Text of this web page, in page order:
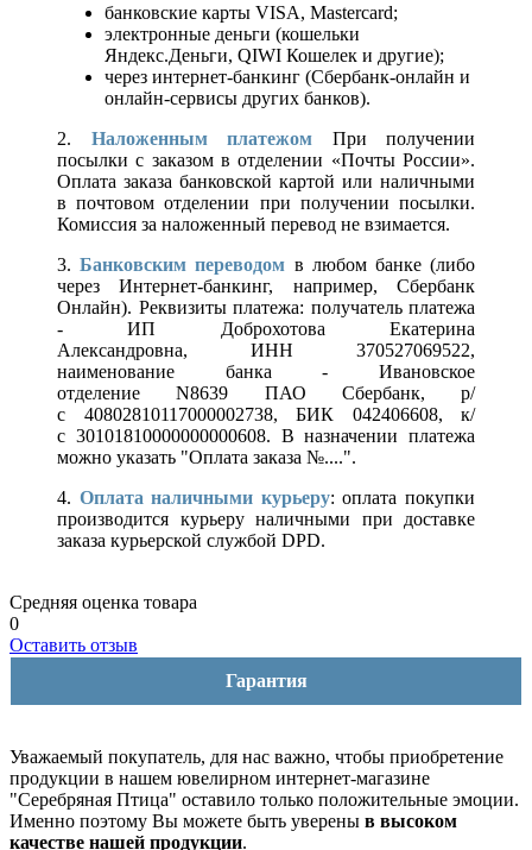
банковские карты VISA, Mastercard;
электронные деньги (кошельки
Яндекс.Деньги, QIWI Кошелек и другие);
через интернет-банкинг (Сбербанк-онлайн и
онлайн-сервисы других банков).
2. Наложенным платежом При получении
посылки с заказом в отделении «Почты России».
Оплата заказа банковской картой или наличными
в почтовом отделении при получении посылки.
Комиссия за наложенный перевод не взимается.
3.Банковским переводом в любом банке (либо
через Интернет-банкинг, например, Сбербанк
Онлайн). Реквизиты платежа: получатель платежа
- ИП Доброхотова Екатерина
Александровна, ИНН 370527069522,
наименование банка - Ивановское
отделение N8639 ПАО Сбербанк, р/
с 40802810117000002738, БИК 042406608, к/
с 30101810000000000608. В назначении платежа
можно указать "Оплата заказа №....".
4. Оплата наличными курьеру: оплата покупки
производится курьеру наличными при доставке
заказа курьерской службой DPD.
Средняя оценка товара
0
Оставить отзыв
Гарантия
Уважаемый покупатель, для нас важно, чтобы приобретение
продукции в нашем ювелирном интернет-магазине
"Серебряная Птица" оставило только положительные эмоции.
Именно поэтому Вы можете быть уверены в высоком
качестве нашей продукции.